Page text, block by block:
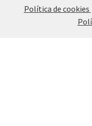
Política de cookies